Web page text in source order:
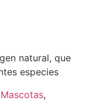
natural, que
especies
Mascotas,